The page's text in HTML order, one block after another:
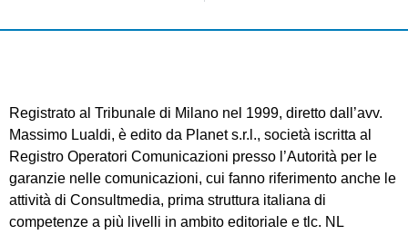
Registrato al Tribunale di Milano nel 1999, diretto dall’avv.
Massimo Lualdi, è edito da Planet s.r.l., società iscritta al
Registro Operatori Comunicazioni presso l’Autorità per le
garanzie nelle comunicazioni, cui fanno riferimento anche le
attività di Consultmedia, prima struttura italiana di
competenze a più livelli in ambito editoriale e tlc. NL